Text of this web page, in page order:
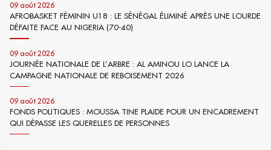
09 août 2026
AFROBASKET FÉMININ U18 : LE SÉNÉGAL ÉLIMINÉ APRÈS UNE LOURDE
DÉFAITE FACE AU NIGERIA (70-40)
09 août 2026
JOURNÉE NATIONALE DE L’ARBRE : AL AMINOU LO LANCE LA
CAMPAGNE NATIONALE DE REBOISEMENT 2026
09 août 2026
FONDS POLITIQUES : MOUSSA TINE PLAIDE POUR UN ENCADREMENT
QUI DÉPASSE LES QUERELLES DE PERSONNES